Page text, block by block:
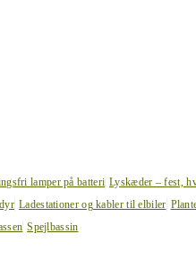
lamper på batteri Lyskæder – fest,
Ladestationer og kabler til elbiler
Spejlbassin